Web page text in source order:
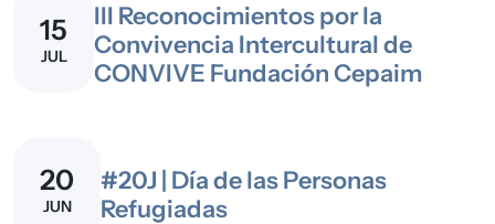
15
JUL
III Reconocimientos por la
Convivencia Intercultural de
CONVIVE Fundación Cepaim
20
JUN
#20J | Día de las Personas
Refugiadas